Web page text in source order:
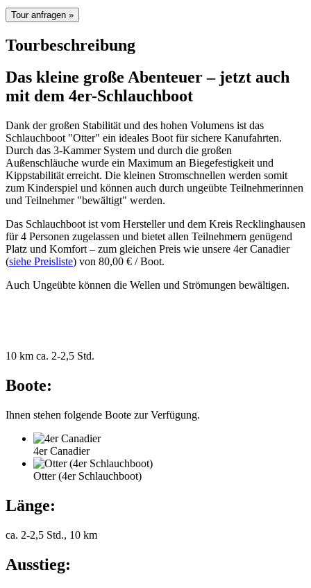
Tourbeschreibung
Das kleine große Abenteuer – jetzt auch
mit dem 4er-Schlauchboot
Dank der großen Stabilität und des hohen Volumens ist das
Schlauchboot "Otter" ein ideales Boot für sichere Kanufahrten.
Durch das 3-Kammer System und durch die großen
Außenschläuche wurde ein Maximum an Biegefestigkeit und
Kippstabilität erreicht. Die kleinen Stromschnellen werden somit
zum Kinderspiel und können auch durch ungeübte Teilnehmerinnen
und Teilnehmer "bewältigt" werden.
Das Schlauchboot ist vom Hersteller und dem Kreis Recklinghausen
für 4 Personen zugelassen und bietet allen Teilnehmern genügend
Platz und Komfort – zum gleichen Preis wie unsere 4er Canadier
(siehe Preisliste) von 80,00 € / Boot.
Auch Ungeübte können die Wellen und Strömungen bewältigen.
10 km ca. 2-2,5 Std.
Boote:
Ihnen stehen folgende Boote zur Verfügung.
4er Canadier
Otter (4er Schlauchboot)
Länge:
ca. 2-2,5 Std., 10 km
Ausstieg: